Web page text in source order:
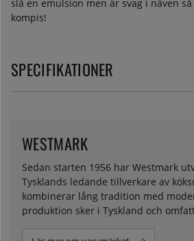
slå en emulsion men är svag i näven
kompis!
SPECIFIKATIONER
Sedan starten 1956 har Westmark
Tysklands ledande tillverkare av
kombinerar lång tradition med
produktion sker i Tyskland och
WESTMARK